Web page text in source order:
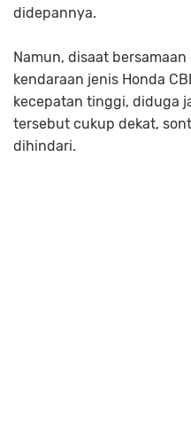
didepannya.
Namun, disaat
kendaraan jenis Honda
kecepatan tinggi, diduga
tersebut cukup dekat,
dihindari.